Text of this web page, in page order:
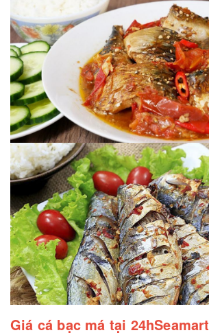
Giá cá bạc má tại 24hSeamart